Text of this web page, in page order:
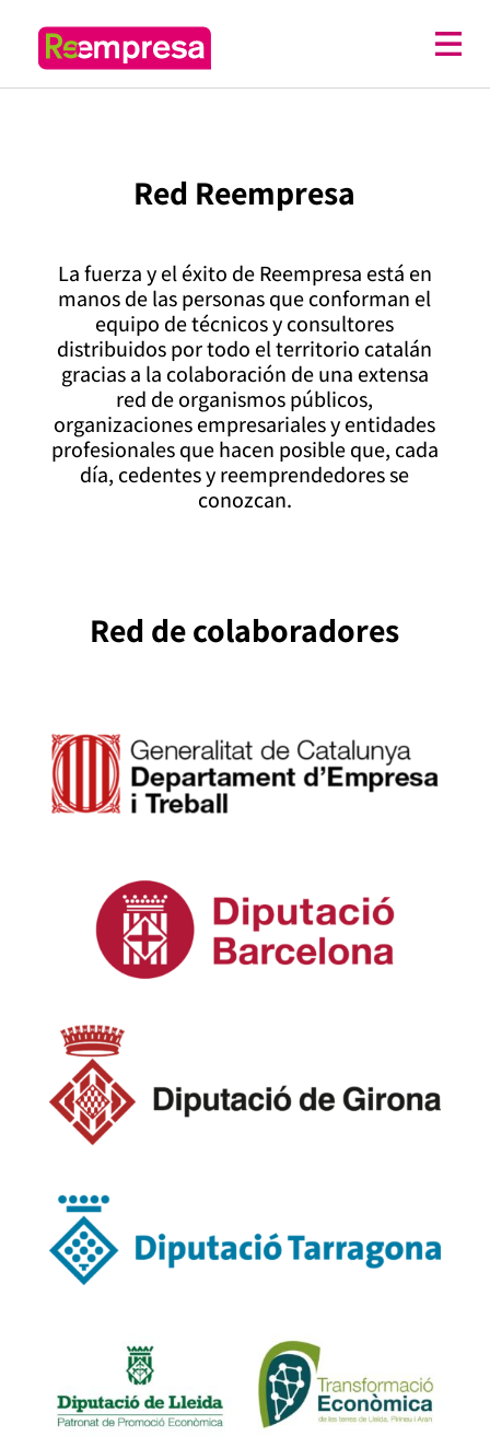
Red Reempresa
La fuerza y el éxito de Reempresa está en
manos de las personas que conforman el
equipo de técnicos y consultores
distribuidos por todo el territorio catalán
gracias a la colaboración de una extensa
red de organismos públicos,
organizaciones empresariales y entidades
profesionales que hacen posible que, cada
día, cedentes y reemprendedores se
conozcan.
Red de colaboradores